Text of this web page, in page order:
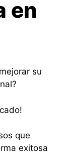
en
su
que
exitosa